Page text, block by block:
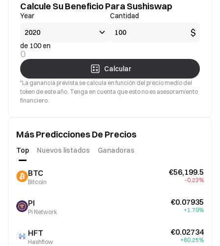
Calcule Su Beneficio Para Sushiswap
Year Cantidad
$
de 100 en
0
Calcular
*La ganancia prevista se calcula en función del precio medio del
token de este año. Tenga en cuenta que esto no es asesoramiento
financiero.
Más Predicciones De Precios
Top Nuevos listados Ganadoras
BTC
Bitcoin
€56,199.5
-0.23%
PI
Pi Network
€0.07935
+1.79%
HFT
Hashflow
€0.02734
+80.25%